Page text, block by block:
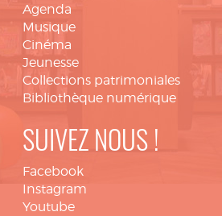
Agenda
Musique
Cinéma
Jeunesse
Collections patrimoniales
Bibliothèque numérique
SUIVEZ NOUS !
Facebook
Instagram
Youtube